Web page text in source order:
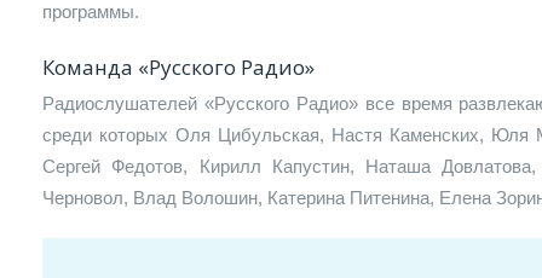
программы.
Команда «Русского Радио»
Радиослушателей «Русского Радио» все время
среди которых Оля Цибульская, Настя Каменских, Юля
Сергей Федотов, Кирилл Капустин, Наташа
Черновол, Влад Волошин, Катерина Питенина, Елена